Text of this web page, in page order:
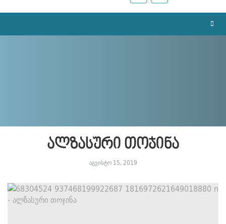
ალზასური თოჯინა
აგვისტო 15, 2019